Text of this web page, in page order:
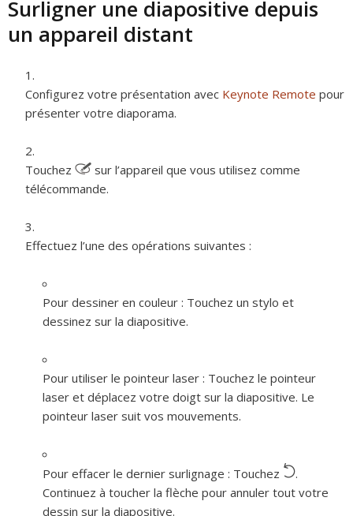
Surligner une diapositive depuis
un appareil distant
Configurez votre présentation avec Keynote Remote pour
présenter votre diaporama.
Touchez
sur l’appareil que vous utilisez comme
télécommande.
Effectuez l’une des opérations suivantes :
Pour dessiner en couleur : Touchez un stylo et
dessinez sur la diapositive.
Pour utiliser le pointeur laser : Touchez le pointeur
laser et déplacez votre doigt sur la diapositive. Le
pointeur laser suit vos mouvements.
Pour effacer le dernier surlignage : Touchez
.
Continuez à toucher la flèche pour annuler tout votre
dessin sur la diapositive.